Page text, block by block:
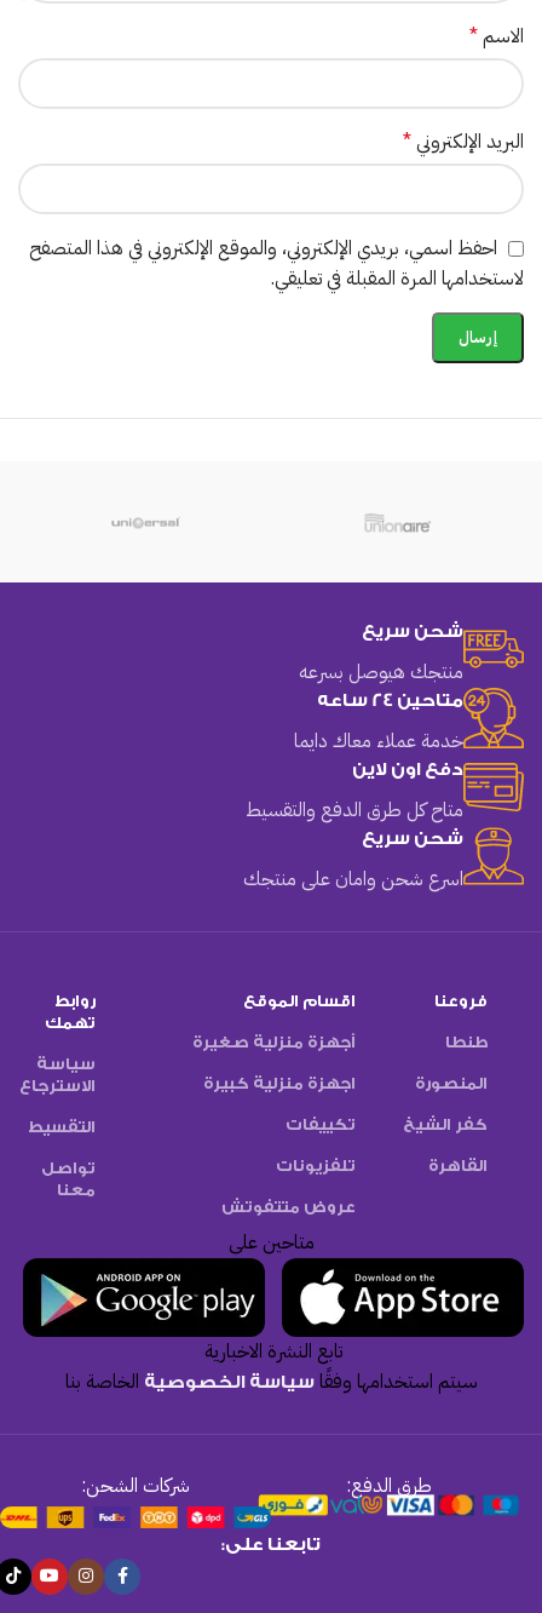
الاسم*
البريد الإلكتروني*
احفظ اسمي، بريدي الإلكتروني، والموقع الإلكتروني في هذا المتصفح
لاستخدامها المرة المقبلة في تعليقي.
شحن سريع
منتجك هيوصل بسرعه
متاحين 24 ساعه
خدمة عملاء معاك دايما
دفع اون لاين
متاح كل طرق الدفع والتقسيط
شحن سريع
اسرع شحن وامان على منتجك
فروعنا
طنطا
المنصورة
كفر الشيخ
القاهرة
اقسام الموقع
أجهزة منزلية صغيرة
اجهزة منزلية كبيرة
تكييفات
تلفزيونات
عروض متتفوتش
روابط
تهمك
سياسة
الاسترجاع
التقسيط
تواصل
معنا
متاحين على
تابع النشرة الاخبارية
سيتم استخدامها وفقًاسياسة الخصوصية الخاصة بنا
طرق الدفع: شركات الشحن:
تابعنا على: